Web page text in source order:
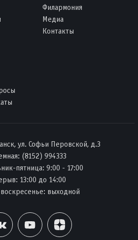
Филармония
Медиа
Контакты
ул. Софьи Перовской, д.3
(8152) 994333
пятница: 9:00 - 17:00
13:00 до 14:00
выходной